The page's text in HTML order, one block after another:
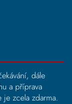
dále
a příprava
je zcela zdarma.